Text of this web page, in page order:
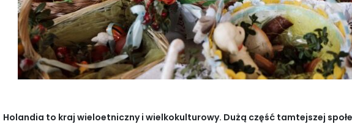
Holandia to kraj wieloetniczny i wielkokulturowy. Dużą część tamtejszej